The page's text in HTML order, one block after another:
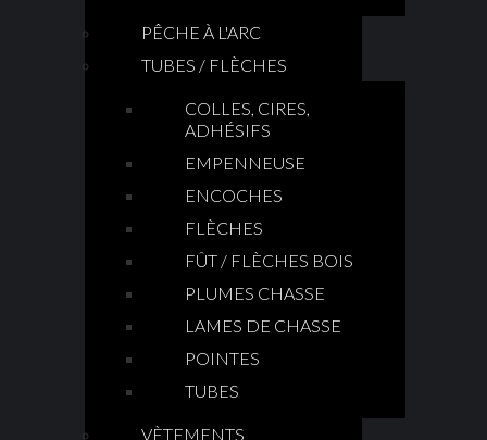
PÊCHE À L'ARC
TUBES / FLÈCHES
COLLES, CIRES,
ADHÉSIFS
EMPENNEUSE
ENCOCHES
FLÈCHES
FÛT / FLÈCHES BOIS
PLUMES CHASSE
LAMES DE CHASSE
POINTES
TUBES
VÈTEMENTS